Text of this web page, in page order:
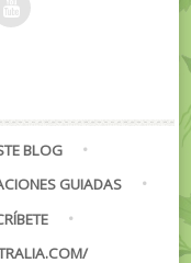
BLOG
GUIADAS